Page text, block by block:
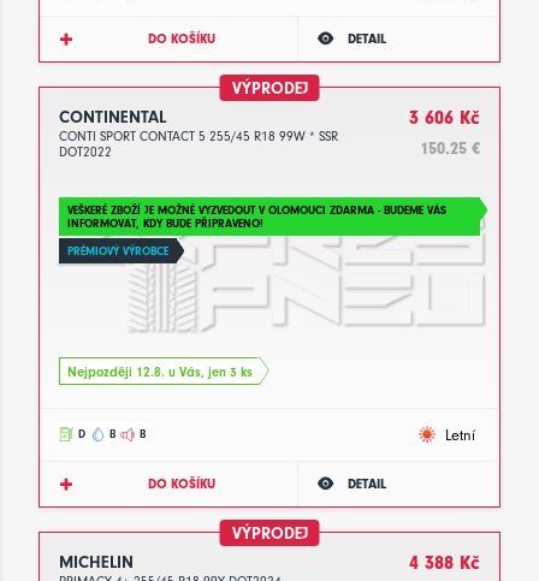
DO KOŠÍKU DETAIL
VÝPRODEJ
CONTINENTAL
CONTI SPORT CONTACT 5 255/45 R18 99W * SSR
DOT2022
3 606 Kč
150.25 €
VEŠKERÉ ZBOŽÍ JE MOŽNÉ VYZVEDOUT V OLOMOUCI ZDARMA - BUDEME VÁS
INFORMOVAT, KDY BUDE PŘIPRAVENO!
PRÉMIOVÝ VÝROBCE
Nejpozději 12.8. u Vás, jen 3 ks
D B B Letní
DO KOŠÍKU DETAIL
VÝPRODEJ
MICHELIN
4 388 Kč